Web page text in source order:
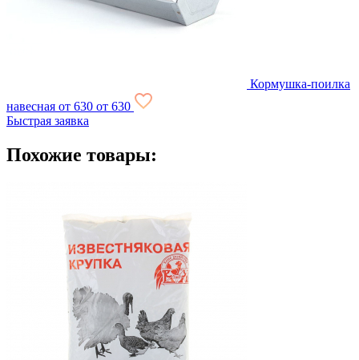
Кормушка-поилка
навесная от 630 от 630
Быстрая заявка
Похожие товары: